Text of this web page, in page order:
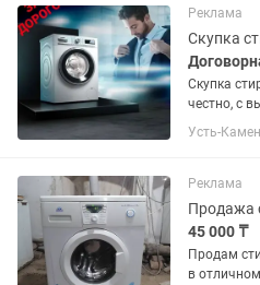
Реклама
Скупка
Скупка
честно, с
рабочие,
Купим по
Усть-
Реклама
45 000 ₸
Продам
в